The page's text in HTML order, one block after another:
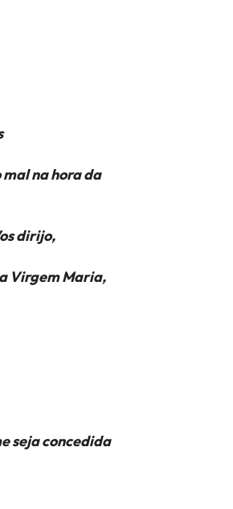
na hora da
dirijo,
Virgem Maria,
seja concedida